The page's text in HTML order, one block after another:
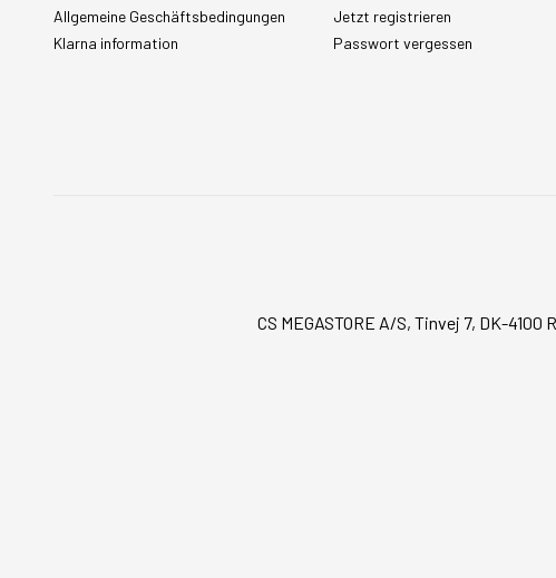
Allgemeine Geschäftsbedingungen
Klarna information
Jetzt registrieren
Passwort vergessen
CS MEGASTORE A/S, Tinvej 7, DK-